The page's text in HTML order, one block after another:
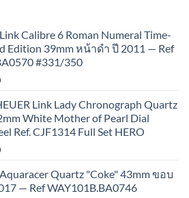
Calibre 6 Roman Numeral Time-
Edition 39mm หน้าดำ ปี 2011 — Ref
#331/350
Link Lady Chronograph Quartz
White Mother of Pearl Dial
Ref. CJF1314 Full Set HERO
Quartz "Coke" 43mm ขอบ
— Ref WAY101B.BA0746